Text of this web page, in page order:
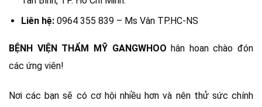
Liên hệ:0964 355 839 – Ms Vân TP.HC-NS
BỆNH VIỆN THẨM MỸ GANGWHOO hân hoan chào đón
các ứng viên!
Nơi các bạn sẽ có cơ hội nhiều hơn và nên thử sức chính